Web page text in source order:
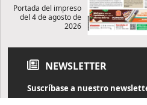
Portada del impreso
del 4 de agosto de
2026
NEWSLETTER
Suscríbase a nuestro
Reciba diariamente información